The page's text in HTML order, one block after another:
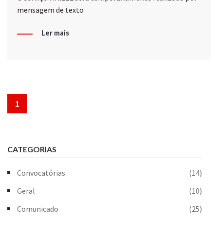
mensagem de texto
Ler mais
1
CATEGORIAS
Convocatórias
(14)
Geral
(10)
Comunicado
(25)